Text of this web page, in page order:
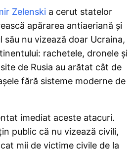
Zelenski a cerut statelor
apărarea antiaeriană și
său nu vizează doar Ucraina,
rachetele, dronele și
de Rusia au arătat cât de
fără sisteme moderne de
imediat aceste atacuri.
public că nu vizează civili,
mii de victime civile de la